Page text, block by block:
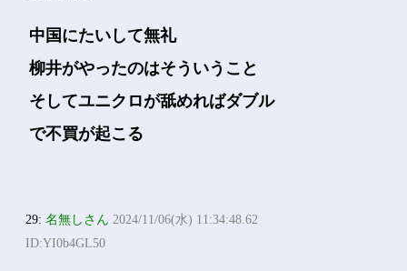
中国にたいして無礼
柳井がやったのはそういうこと
そしてユニクロが舐めればダブル
で不買が起こる
29:名無しさん 2024/11/06(水) 11:34:48.62
ID:YI0b4GL50